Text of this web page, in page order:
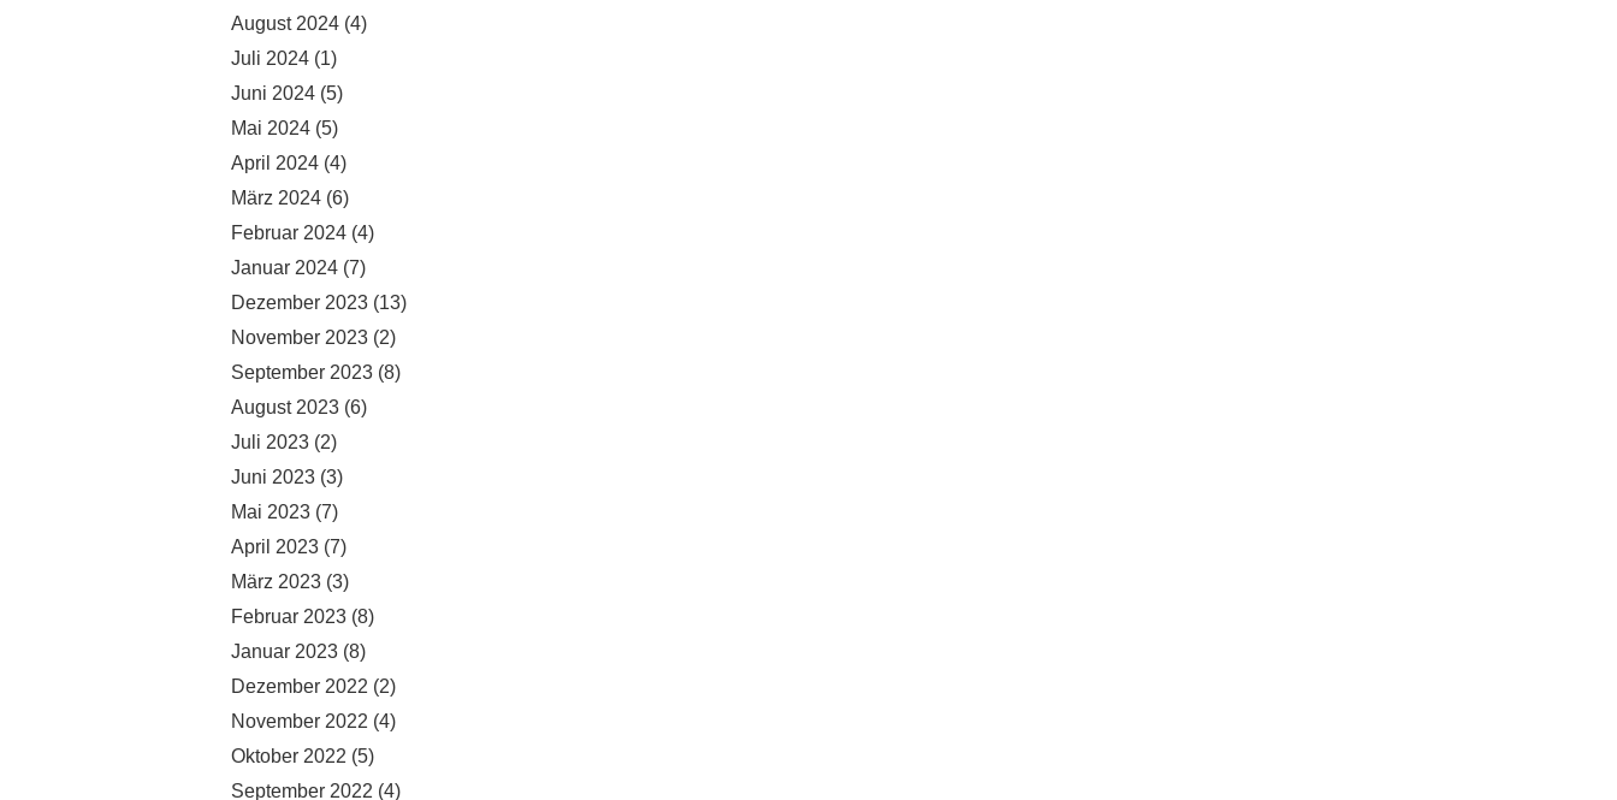
August 2024 (4)
Juli 2024 (1)
Juni 2024 (5)
Mai 2024 (5)
April 2024 (4)
März 2024 (6)
Februar 2024 (4)
Januar 2024 (7)
Dezember 2023 (13)
November 2023 (2)
September 2023 (8)
August 2023 (6)
Juli 2023 (2)
Juni 2023 (3)
Mai 2023 (7)
April 2023 (7)
März 2023 (3)
Februar 2023 (8)
Januar 2023 (8)
Dezember 2022 (2)
November 2022 (4)
Oktober 2022 (5)
September 2022 (4)